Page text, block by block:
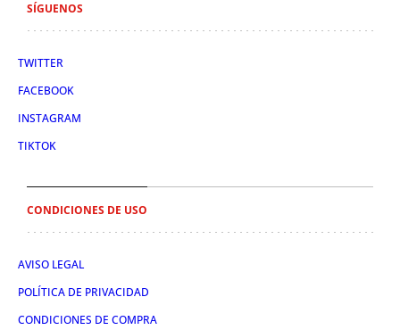
SÍGUENOS
TWITTER
FACEBOOK
INSTAGRAM
TIKTOK
CONDICIONES DE USO
AVISO LEGAL
POLÍTICA DE PRIVACIDAD
CONDICIONES DE COMPRA